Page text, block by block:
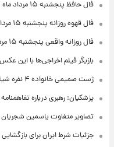
فال حافظ پنجشنبه ۱۵ مرداد ماه ۱۴۰۵
فال قهوه روزانه پنجشنبه ۱۵ مرداد ماه ۱۴۰۵
فال روزانه واقعی پنجشنبه ۱۵ مرداد ۱۴۰۵
بازیگر فیلم اخراجی‌ها با این
ژست صمیمی خانواده ۴ نفره شیلا خداداد پربازدید شد + عکس
پزشکیان: رهبری درباره
تصاویر متفاوت یاسمین
جزئیات شرط ایران برای بازگشایی